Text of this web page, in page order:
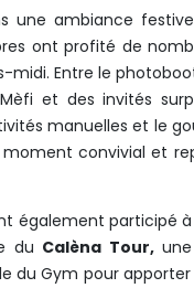
une ambiance
ont profité de
midi. Entre le
et des invités
manuelles et le
convivial et
également participé
du Calèna Tour,une
du Gym pour